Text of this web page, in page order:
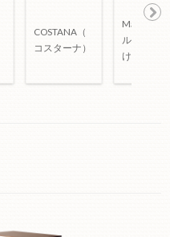
COSTANA（
コスターナ）
Matilda(マ
ルダ)―3
けソファ